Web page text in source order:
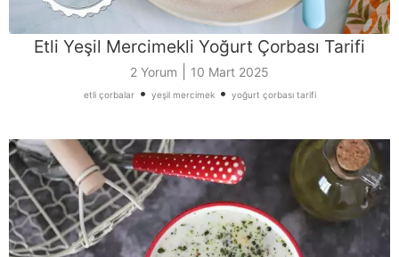
Etli Yeşil Mercimekli Yoğurt Çorbası Tarifi
2 Yorum 10 Mart 2025
etli çorbalar• yeşil mercimek• yoğurt çorbası tarifi